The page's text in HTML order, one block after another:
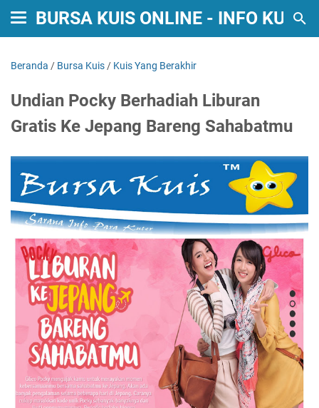
BURSA KUIS ONLINE - INFO KUIS
Beranda / Bursa Kuis / Kuis Yang Berakhir
Undian Pocky Berhadiah Liburan
Gratis Ke Jepang Bareng Sahabatmu